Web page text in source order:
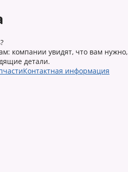
компании увидят, что вам нужно,
детали.
Контактная информация